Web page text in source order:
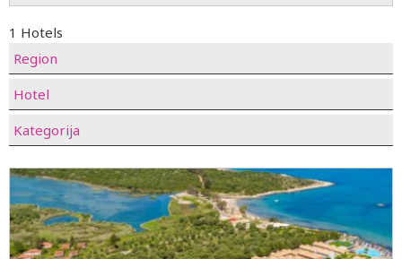
1 Hotels
Region
Hotel
Kategorija